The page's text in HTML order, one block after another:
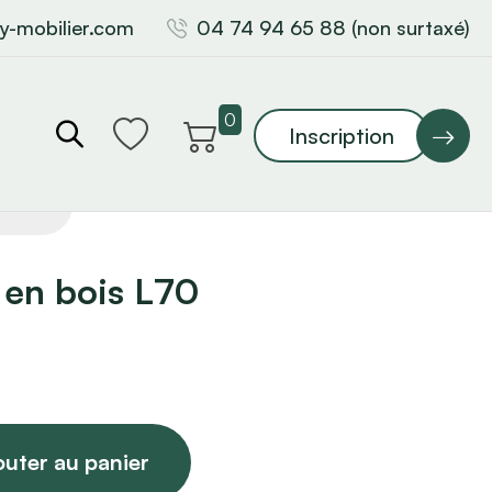
mobilier.com 04 74 94 65 88 (non surtaxé)
0
Inscription
bois L70
au panier